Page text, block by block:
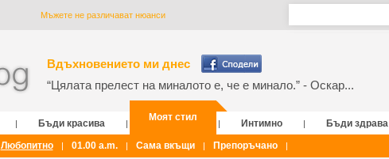
Мъжете не различават нюанси
Вдъхновението ми днес
“Цялата прелест на миналото е, че е минало.” - Оскар...
| Бъди красива |
Моят стил
| Интимно | Бъди здрава
Любопитно | 01.00 a.m. | Сама вкъщи | Препоръчано |